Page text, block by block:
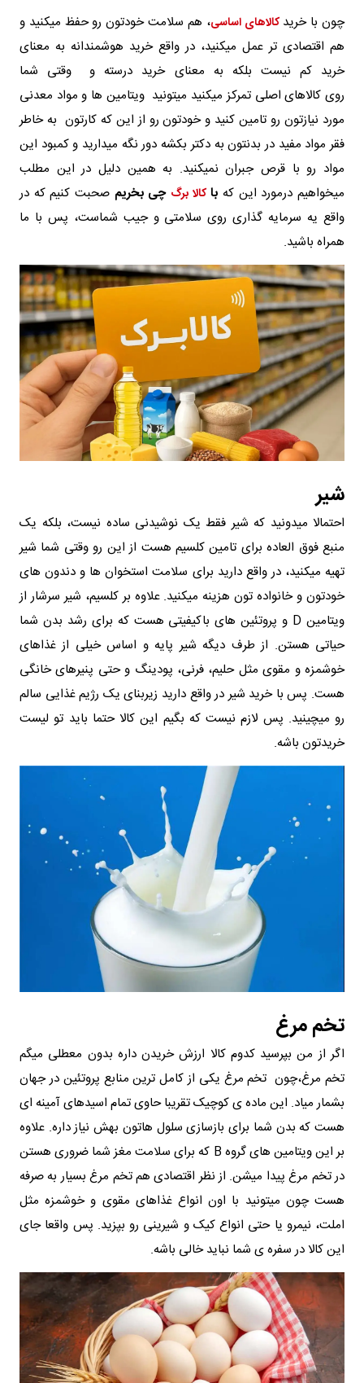
چون با خریدکالاهای اساسی، هم سلامت خودتون رو حفظ میکنید و
هم اقتصادی‌ تر عمل میکنید، در واقع خرید هوشمندانه به معنای
خرید کم نیست بلکه به معنای خرید درسته و وقتی شما
روی کالاهای اصلی تمرکز میکنید میتونید ویتامین‌ ها و مواد معدنی
مورد نیازتون رو تامین کنید و خودتون رو از این که کارتون به خاطر
فقر مواد مفید در بدنتون به دکتر بکشه دور نگه میدارید و کمبود این
مواد رو با قرص جبران نمیکنید. به همین دلیل در این مطلب
میخواهیم درمورد این که باکالا برگ چی بخریم صحبت کنیم که در
واقع یه سرمایه‌ گذاری روی سلامتی و جیب شماست، پس با ما
همراه باشید.
شیر
احتمالا میدونید که شیر فقط یک نوشیدنی ساده نیست، بلکه یک
منبع فوق‌ العاده برای تامین کلسیم هست از این رو وقتی شما شیر
تهیه میکنید، در واقع دارید برای سلامت استخوان‌ ها و دندون‌ های
خودتون و خانواده‌ تون هزینه میکنید. علاوه بر کلسیم، شیر سرشار از
ویتامین D و پروتئین‌ های باکیفیتی هست که برای رشد بدن شما
حیاتی هستن. از طرف دیگه شیر پایه و اساس خیلی از غذاهای
خوشمزه و مقوی مثل حلیم، فرنی، پودینگ و حتی پنیرهای خانگی
هست. پس با خرید شیر در واقع دارید زیربنای یک رژیم غذایی سالم
رو میچینید. پس لازم نیست که بگیم این کالا حتما باید تو لیست
خریدتون باشه.
تخم‌ مرغ
اگر از من بپرسید کدوم کالا ارزش خریدن داره بدون معطلی میگم
تخم‌ مرغ،‌چون تخم‌ مرغ یکی از کامل‌ ترین منابع پروتئین در جهان
بشمار میاد. این ماده‌ ی کوچیک تقریبا حاوی تمام اسیدهای آمینه‌ ای
هست که بدن شما برای بازسازی سلول‌ هاتون بهش نیاز داره. علاوه
بر این ویتامین‌ های گروه B که برای سلامت مغز شما ضروری هستن
در تخم‌ مرغ پیدا میشن. از نظر اقتصادی هم تخم‌ مرغ بسیار به‌ صرفه
هست چون میتونید با اون انواع غذاهای مقوی و خوشمزه مثل
املت، نیمرو یا حتی انواع کیک و شیرینی رو بپزید. پس واقعا جای
این کالا در سفره‌ ی شما نباید خالی باشه.